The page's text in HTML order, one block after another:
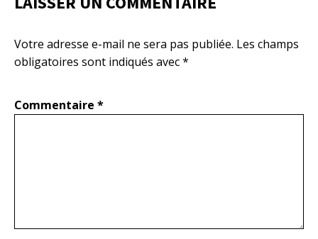
Votre adresse e-mail ne sera pas publiée. Les champs
obligatoires sont indiqués avec*
Commentaire *